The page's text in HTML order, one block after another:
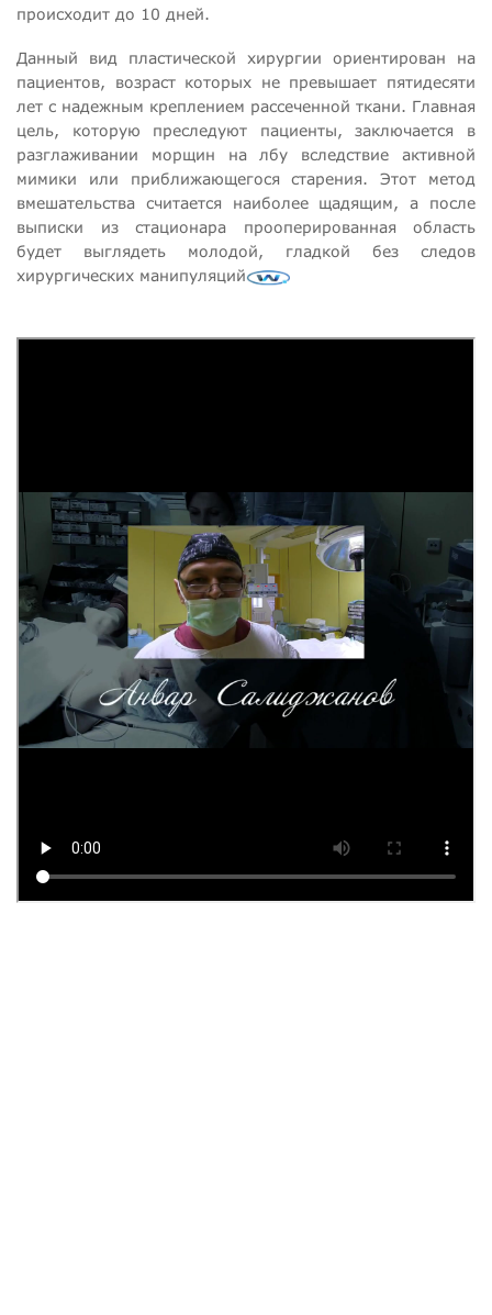
происходит до 10 дней.
Данный вид пластической хирургии ориентирован на
пациентов, возраст которых не превышает пятидесяти
лет с надежным креплением рассеченной ткани. Главная
цель, которую преследуют пациенты, заключается в
разглаживании морщин на лбу вследствие активной
мимики или приближающегося старения. Этот метод
вмешательства считается наиболее щадящим, а после
выписки из стационара прооперированная область
будет выглядеть молодой, гладкой без следов
хирургических манипуляций